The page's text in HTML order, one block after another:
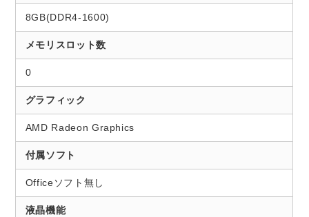
8GB(DDR4-1600)
メモリスロット数
0
グラフィック
AMD Radeon Graphics
付属ソフト
Officeソフト無し
液晶機能